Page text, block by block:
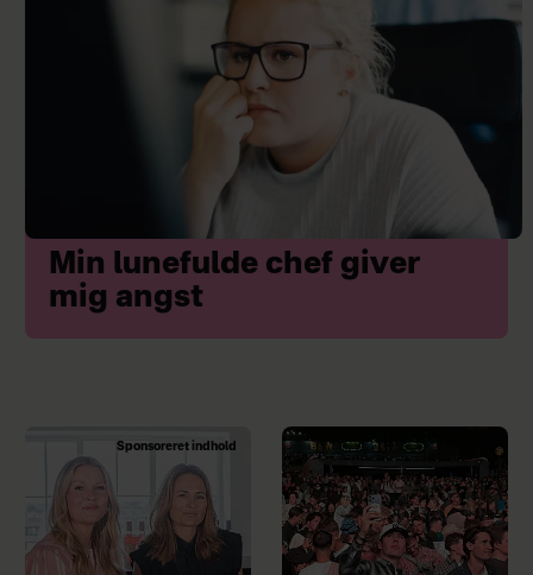
Min lunefulde chef giver
mig angst
Sponsoreret indhold